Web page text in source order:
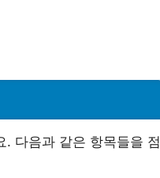
. 다음과 같은 항목들을 점